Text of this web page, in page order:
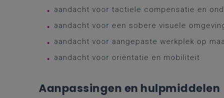
aandacht voor tactiele compensatie en
aandacht voor een sobere visuele
aandacht voor aangepaste werkplek op
aandacht voor oriëntatie en mobiliteit
Aanpassingen en hulpmiddelen